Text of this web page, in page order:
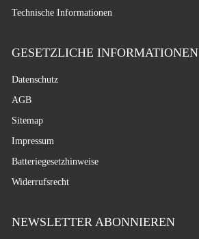
Technische Informationen
GESETZLICHE INFORMATIONEN
Datenschutz
AGB
Sitemap
Impressum
Batteriegesetzhinweise
Widerrufsrecht
NEWSLETTER ABONNIEREN